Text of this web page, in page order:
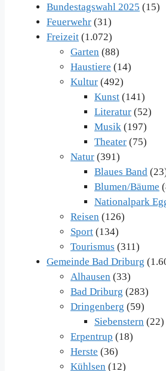
Bundestagswahl 2025 (15)
Feuerwehr (31)
Freizeit (1.072)
Garten (88)
Haustiere (14)
Kultur (492)
Kunst (141)
Literatur (52)
Musik (197)
Theater (75)
Natur (391)
Blaues Band
Blumen/Bäume
Nationalpark
Reisen (126)
Sport (134)
Tourismus (311)
Gemeinde Bad Driburg
Alhausen (33)
Bad Driburg (283)
Dringenberg (59)
Siebenstern (22)
Erpentrup (18)
Herste (36)
Kühlsen (12)